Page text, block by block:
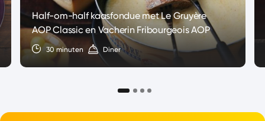
Half-om-half kaasfondue met Le Gruyère
AOP Classic en Vacherin Fribourgeois AOP
30 minuten Diner